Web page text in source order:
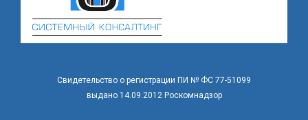
Свидетельство о регистрации ПИ № ФС 77-51099
выдано 14.09.2012 Роскомнадзор